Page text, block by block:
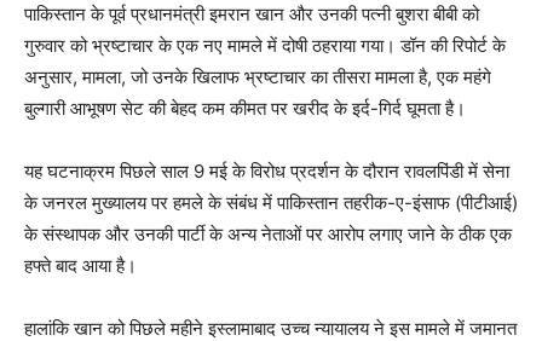
पाकिस्तान के पूर्व प्रधानमंत्री इमरान खान और उनकी पत्नी बुशरा बीबी को
गुरुवार को भ्रष्टाचार के एक नए मामले में दोषी ठहराया गया। डॉन की रिपोर्ट के
अनुसार, मामला, जो उनके खिलाफ भ्रष्टाचार का तीसरा मामला है, एक महंगे
बुल्गारी आभूषण सेट की बेहद कम कीमत पर खरीद के इर्द-गिर्द घूमता है।
यह घटनाक्रम पिछले साल 9 मई के विरोध प्रदर्शन के दौरान रावलपिंडी में सेना
के जनरल मुख्यालय पर हमले के संबंध में पाकिस्तान तहरीक-ए-इंसाफ (पीटीआई)
के संस्थापक और उनकी पार्टी के अन्य नेताओं पर आरोप लगाए जाने के ठीक एक
हफ्ते बाद आया है।
हालांकि खान को पिछले महीने इस्लामाबाद उच्च न्यायालय ने इस मामले में जमानत